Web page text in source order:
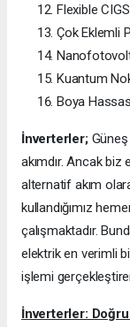
Flexible
Çok Eklemli
Kuantum
Boya
İnverterler;Güneş
akımdır. Ancak biz
alternatif akım
kullandığımız
çalışmaktadır.
elektrik en verimli
işlemi
İnverterler: Doğru